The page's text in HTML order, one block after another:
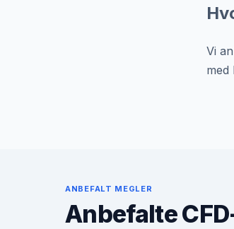
Vi
med
ANBEFALT MEGLER
Anbefalte